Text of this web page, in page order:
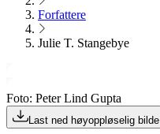
Forfattere
Julie T. Stangebye
Foto: Peter Lind Gupta
Last ned høyoppløselig bilde